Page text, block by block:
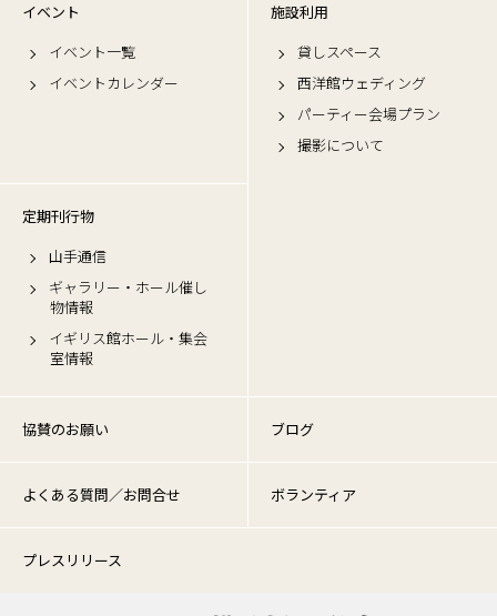
イベント
イベント一覧
イベントカレンダー
施設利用
貸しスペース
西洋館ウェディング
パーティー会場プラン
撮影について
定期刊行物
山手通信
ギャラリー・ホール催し
物情報
イギリス館ホール・集会
室情報
協賛のお願い ブログ
よくある質問／お問合せ ボランティア
プレスリリース